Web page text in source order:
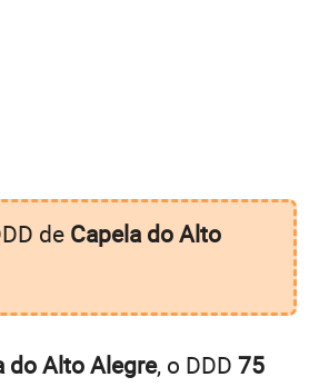
de Capela do Alto
do Alto Alegre, o DDD 75